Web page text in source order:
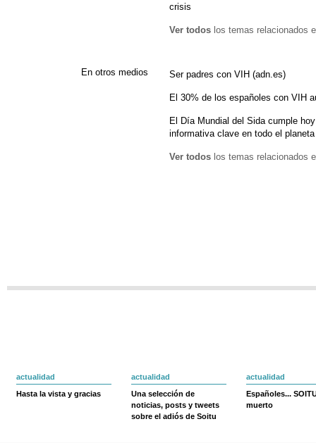
crisis
Ver todos los temas relacionados
En otros medios Ser padres con VIH (adn.es)
El 30% de los españoles con VIH
El Día Mundial del Sida cumple
informativa clave en todo el
Ver todos los temas relacionados
actualidad
Hasta la vista y gracias
actualidad
Una selección de
noticias, posts y tweets
sobre el adiós de Soitu
actualidad
Españoles...
muerto